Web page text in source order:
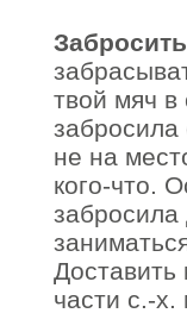
Забросить
твой мяч в
забросила
не на
кого-что.
забросила
части с.-